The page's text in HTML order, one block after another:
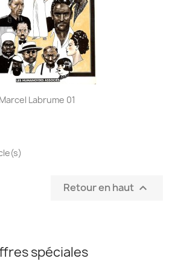
Marcel Labrume 01
Retour en haut 
spéciales